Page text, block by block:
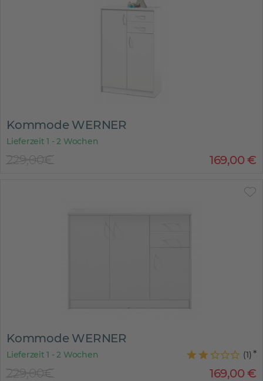
Kommode WERNER
Lieferzeit 1 - 2 Wochen
169,00€
229,00€
Kommode WERNER
Lieferzeit 1 - 2 Wochen (1)
169,00€
229,00€